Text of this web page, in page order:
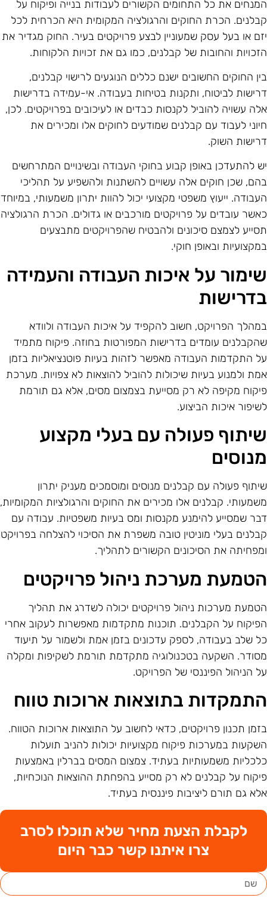
את כל התחומים הקשורים לעבודות בנייה ופיקוח על
הכרת החוקים והרגולציה המקומית היא הכרחית לכל
או בעל עסק שמעוניין לבצע פרויקטים בעיר. החוק מגדיר את
והחובות של קבלנים, כמו גם את זכויות הלקוחות.
החוקים החשובים ישנם כללים הנוגעים לרישוי קבלנים,
לביטוח, ותקנות בטיחות בעבודה. אי-עמידה בדרישות
עשויה להוביל לקנסות כבדים או לעיכובים בפרויקטים. לכן,
לעבוד עם קבלנים שמודעים לחוקים אלו ומכירים את
השוק.
להתעדכן באופן קבוע בחוקי העבודה ובשינויים המתרחשים
שכן חוקים אלה עשויים להשתנות ולהשפיע על תהליכי
ייעוץ משפטי מקצועי יכול להוות יתרון משמעותי, במיוחד
עובדים על פרויקטים מורכבים או גדולים. הכרת הרגולציה
לצמצם סיכונים ולהבטיח שהפרויקטים מתבצעים
ובאופן חוקי.
על איכות העבודה והעמידה
הפרויקט, חשוב להקפיד על איכות העבודה ולוודא
עומדים בדרישות המפורטות בחוזה. פיקוח מתמיד
התקדמות העבודה מאפשר לזהות בעיות פוטנציאליות בזמן
ולמנוע בעיות שיכולות להוביל להוצאות לא צפויות. מערכת
מקיפה לא רק מסייעת בצמצום מסים, אלא גם תורמת
איכות הביצוע.
פעולה עם בעלי מקצוע
פעולה עם קבלנים מנוסים ומוסמכים מעניק יתרון
קבלנים אלו מכירים את החוקים והרגולציות המקומיות,
שמסייע להימנע מקנסות ומס בעיות משפטיות. עבודה עם
בעלי מוניטין טובה משפרת את הסיכוי להצלחה בפרויקט
את הסיכונים הקשורים לתהליך.
מערכת ניהול פרויקטים
מערכות ניהול פרויקטים יכולה לשדרג את תהליך
על הקבלנים. תוכנות מתקדמות מאפשרות לעקוב אחרי
שלב בעבודה, לספק עדכונים בזמן אמת ולשמור על תיעוד
השקעה בטכנולוגיה מתקדמת תורמת לשקיפות ומקלה
הניהול הפיננסי של הפרויקט.
בתוצאות ארוכות טווח
תכנון פרויקטים, כדאי לחשוב על התוצאות ארוכות הטווח.
במערכות פיקוח מקצועיות יכולות להניב תועלות
משמעותיות בעתיד. צמצום המסים בברלין באמצעות
על קבלנים לא רק מסייע בהפחתת ההוצאות הנוכחיות,
גם תורם ליציבות פיננסית בעתיד.
לקבלת הצעת מחיר שלא תוכלו לסרב
צרו איתנו קשר כבר היום